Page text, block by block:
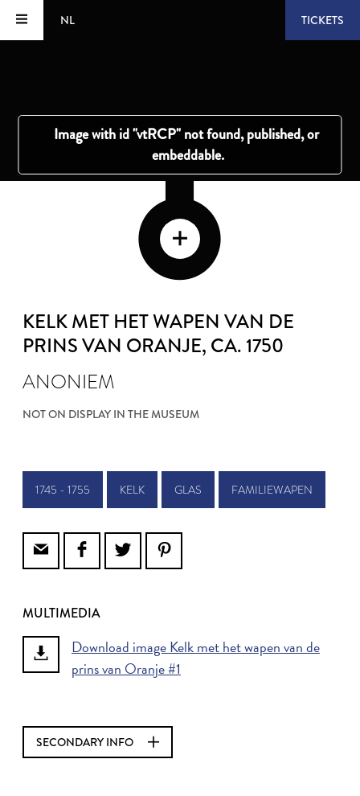
NL TICKETS
KELK MET HET WAPEN VAN DE
PRINS VAN ORANJE, CA. 1750
ANONIEM
NOT ON DISPLAY IN THE MUSEUM
1745 - 1755 KELK GLAS FAMILIEWAPEN
MULTIMEDIA
Download image Kelk met het wapen van de
prins van Oranje #1
SECONDARY INFO